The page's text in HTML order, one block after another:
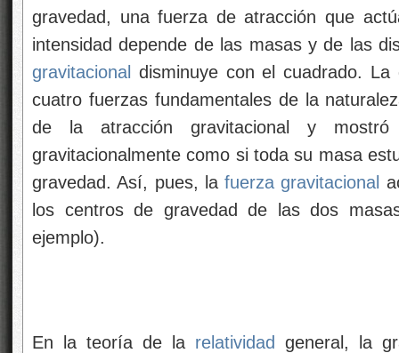
gravedad, una fuerza de atracción que
intensidad depende de las masas y de las
gravitacional disminuye con el cuadrado.
cuatro fuerzas fundamentales de la
de la atracción gravitacional y
gravitacionalmente como si toda su masa
gravedad. Así, pues, lafuerza gravitacional
los centros de gravedad de las dos
ejemplo).
En la teoría de la relatividad
general, la